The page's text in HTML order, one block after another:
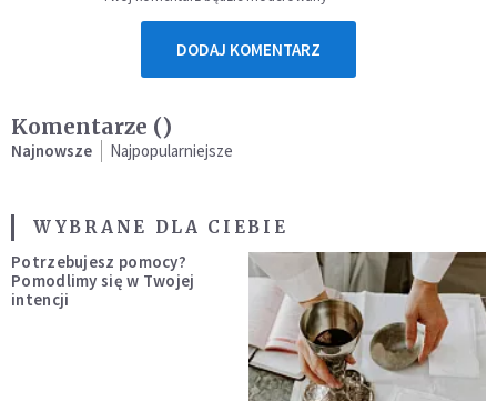
DODAJ KOMENTARZ
Komentarze ()
Najnowsze Najpopularniejsze
WYBRANE DLA CIEBIE
Potrzebujesz pomocy?
Pomodlimy się w Twojej
intencji